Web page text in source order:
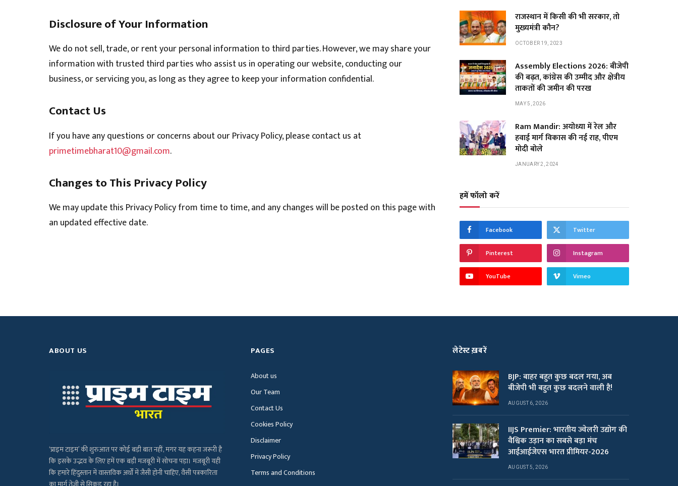
Disclosure of Your Information
We do not sell, trade, or rent your personal information to third parties. However, we may share your
information with trusted third parties who assist us in operating our website, conducting our
business, or servicing you, as long as they agree to keep your information confidential.
Contact Us
If you have any questions or concerns about our Privacy Policy, please contact us at
primetimebharat10@gmail.com.
Changes to This Privacy Policy
We may update this Privacy Policy from time to time, and any changes will be posted on this page with
an updated effective date.
राजस्थान में किसी की भी सरकार, तो
मुख्यमंत्री कौन?
OCTOBER 19, 2023
Assembly Elections 2026: बीजेपी
की बढ़त, कांग्रेस की उम्मीद और क्षेत्रीय
ताकतों की जमीन की परख
MAY 5, 2026
Ram Mandir: अयोध्या में रेल और
हवाई मार्ग विकास की नई राह, पीएम
मोदी बोले
JANUARY 2, 2024
हमें फॉलो करें
Facebook Twitter
Pinterest Instagram
YouTube Vimeo
ABOUT US
‘प्राइम टाइम’ की शुरुआत पर कोई बड़ी बात नहीं, मगर यह कहना जरूरी है
कि इसके उद्भव के लिए हमें एक बड़ी मजबूरी में सोचना पड़ा। मजबूरी यही
कि हमारे हिंदुस्तान में वास्तविक अर्थों में जैसी होनी चाहिए, वैसी पत्रकारिता
PAGES
About us
Our Team
Contact Us
Cookies Policy
Disclaimer
Privacy Policy
Terms and Conditions
लेटेस्ट ख़बरें
BJP: बाहर बहुत कुछ बदल गया, अब
बीजेपी भी बहुत कुछ बदलने वाली है!
AUGUST 6, 2026
IIJS Premier: भारतीय ज्वेलरी उद्योग की
वैश्विक उड़ान का सबसे बड़ा मंच
आईआईजेएस भारत प्रीमियर-2026
AUGUST 5, 2026